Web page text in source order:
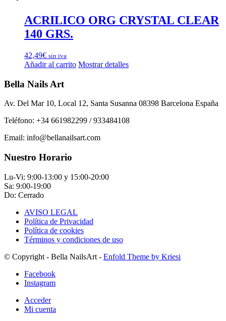
11,88€.8,31€.
ACRILICO ORG CRYSTAL CLEAR
140 GRS.
42,49€ sin iva
Añadir al carrito Mostrar detalles
Bella Nails Art
Av. Del Mar 10, Local 12, Santa Susanna 08398 Barcelona España
Teléfono: +34 661982299 / 933484108
Email: info@bellanailsart.com
Nuestro Horario
Lu-Vi: 9:00-13:00 y 15:00-20:00
Sa: 9:00-19:00
Do: Cerrado
AVISO LEGAL
Política de Privacidad
Política de cookies
Términos y condiciones de uso
© Copyright - Bella NailsArt - Enfold Theme by Kriesi
Facebook
Instagram
Acceder
Mi cuenta